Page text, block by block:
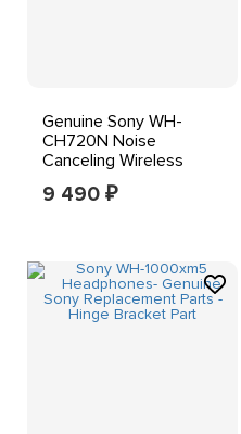
Genuine Sony WH-
CH720N Noise
Canceling Wireless
Headphones
9 490 ₽